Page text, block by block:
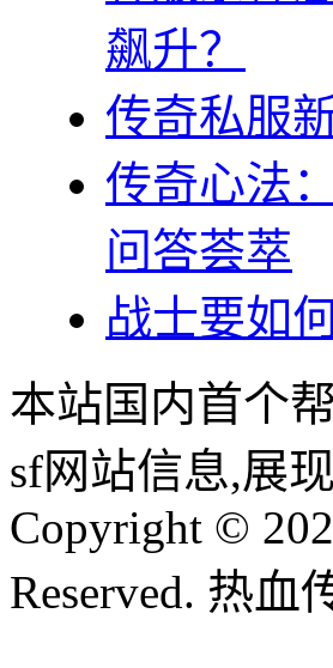
飙升？
传奇私服
传奇心法
问答荟萃
战士要如
本站国内首个
sf网站信息,展
Copyright ©
Reserved. 热